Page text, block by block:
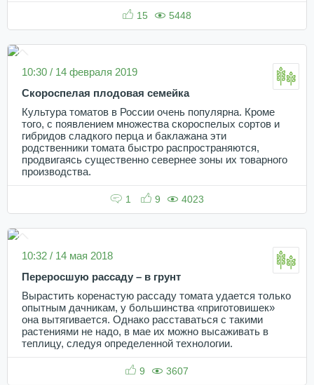
15 5448
10:30 / 14 февраля 2019
Скороспелая плодовая семейка
Культура томатов в России очень популярна. Кроме
того, с появлением множества скороспелых сортов и
гибридов сладкого перца и баклажана эти
родственники томата быстро распространяются,
продвигаясь существенно севернее зоны их товарного
производства.
1 9 4023
10:32 / 14 мая 2018
Переросшую рассаду – в грунт
Вырастить коренастую рассаду томата удается только
опытным дачникам, у большинства «приготовишек»
она вытягивается. Однако расставаться с такими
растениями не надо, в мае их можно высаживать в
теплицу, следуя определенной технологии.
9 3607